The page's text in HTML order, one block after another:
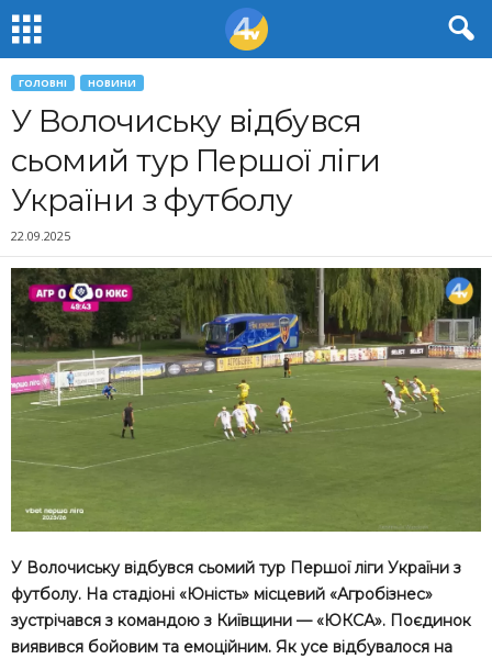
ГОЛОВНІ НОВИНИ
У Волочиську відбувся
сьомий тур Першої ліги
України з футболу
22.09.2025
У Волочиську відбувся сьомий тур Першої ліги України з
футболу. На стадіоні «Юність» місцевий «Агробізнес»
зустрічався з командою з Київщини — «ЮКСА». Поєдинок
виявився бойовим та емоційним. Як усе відбувалося на